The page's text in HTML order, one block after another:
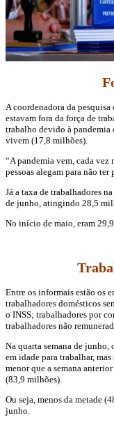
A coordenadora da
estavam fora da força de
trabalho devido à
vivem (17,8 milhões).
“A pandemia vem, cada
pessoas alegam para não ter
Já a taxa de trabalhadores
de junho, atingindo 28,5
No início de maio, eram
Entre os informais estão os
trabalhadores domésticos
o INSS; trabalhadores por
trabalhadores não
Na quarta semana de junho,
em idade para trabalhar,
menor que a semana
(83,9 milhões).
Ou seja, menos da metade
junho.